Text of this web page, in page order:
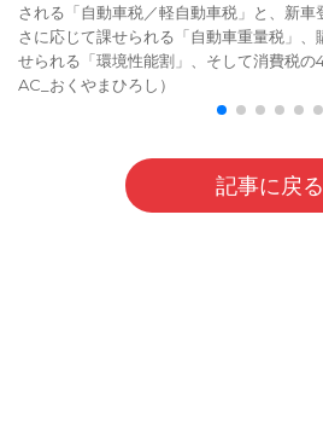
される「自動車税／軽自動車税」と、新
さに応じて課せられる「自動車重量税」
せられる「環境性能割」、そして消費税
AC_おくやまひろし）
記事に戻る